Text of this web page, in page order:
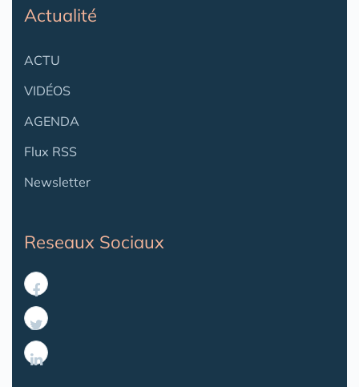
Actualité
ACTU
VIDÉOS
AGENDA
Flux RSS
Newsletter
Reseaux Sociaux